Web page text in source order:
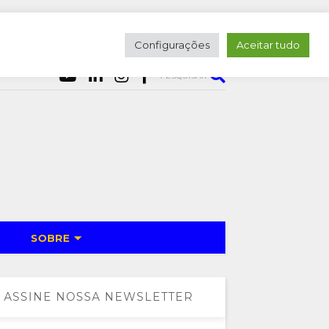
PESQUISAR
SOBRE
ASSINE NOSSA NEWSLETTER
Configurações Aceitar tudo